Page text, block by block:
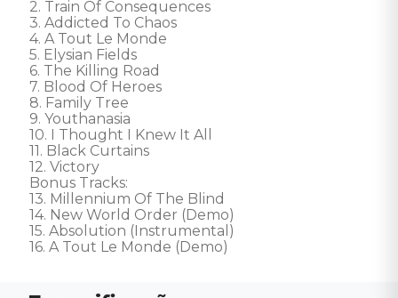
2. Train Of Consequences
3. Addicted To Chaos
4. A Tout Le Monde
5. Elysian Fields
6. The Killing Road
7. Blood Of Heroes
8. Family Tree
9. Youthanasia
10. I Thought I Knew It All
11. Black Curtains
12. Victory
Bonus Tracks:
13. Millennium Of The Blind
14. New World Order (Demo)
15. Absolution (Instrumental)
16. A Tout Le Monde (Demo)